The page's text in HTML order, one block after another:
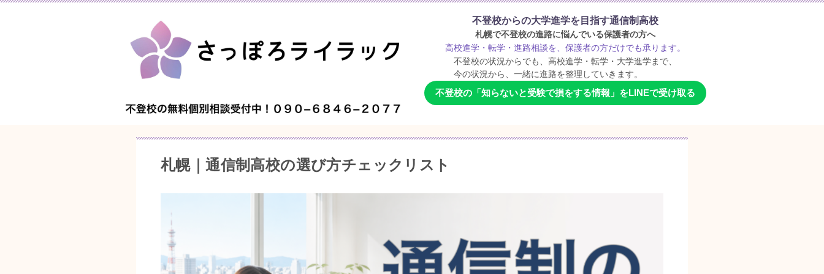
不登校からの大学進学を目指す通信制高校
札幌で不登校の進路に悩んでいる保護者の方へ
高校進学・転学・進路相談を、保護者の方だけでも承ります。
不登校の状況からでも、高校進学・転学・大学進学まで、
今の状況から、一緒に進路を整理していきます。
不登校の「知らないと受験で損をする情報」をLINEで受け取る
札幌｜通信制高校の選び方チェックリスト